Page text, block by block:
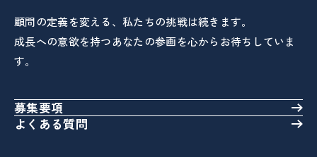
顧問の定義を変える、私たちの挑戦は続きます。
成長への意欲を持つあなたの参画を心からお待ちしていま
す。
募集要項
よくある質問